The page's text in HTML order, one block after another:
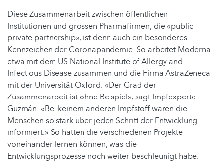
Diese Zusammenarbeit zwischen öffentlichen
Institutionen und grossen Pharmafirmen, die «public-
private partnership», ist denn auch ein besonderes
Kennzeichen der Coronapandemie. So arbeitet Moderna
etwa mit dem US National Institute of Allergy and
Infectious Disease zusammen und die Firma AstraZeneca
mit der Universität Oxford. «Der Grad der
Zusammenarbeit ist ohne Beispiel», sagt Impfexperte
Guzmán. «Bei keinem anderen Impfstoff waren die
Menschen so stark über jeden Schritt der Entwicklung
informiert.» So hätten die verschiedenen Projekte
voneinander lernen können, was die
Entwicklungsprozesse noch weiter beschleunigt habe.